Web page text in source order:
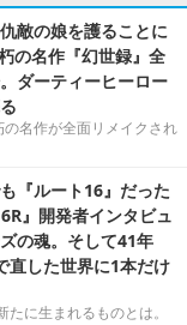
敵の娘を護ることに
の名作『幻世録』全
ダーティーヒーロー
名作が全面リメイクされ
『ルート16』だった
』開発者インタビュ
の魂。そして41年
直した世界に1本だけ
に生まれるものとは。